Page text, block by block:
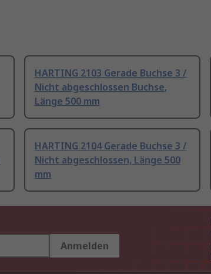
HARTING 2103 Gerade Buchse 3 /
Nicht abgeschlossen Buchse,
Länge 500 mm
HARTING 2104 Gerade Buchse 3 /
Nicht abgeschlossen, Länge 500
mm
Anmelden